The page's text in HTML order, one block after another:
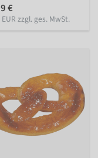
€
zzgl. ges. MwSt.